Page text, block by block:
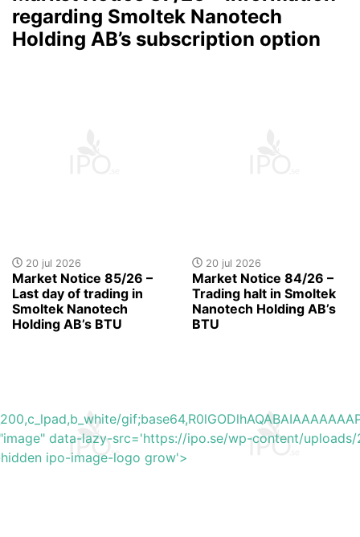
regarding Smoltek Nanotech
Holding AB’s subscription option
20 jul 2026
Market Notice 85/26 –
Last day of trading in
Smoltek Nanotech
Holding AB’s BTU
20 jul 2026
Market Notice 84/26 –
Trading halt in Smoltek
Nanotech Holding AB’s
BTU
data-lazy-src='https://ipo.se/wp-content/
ipo-image-logo grow'>